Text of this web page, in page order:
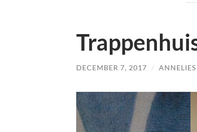
DECEMBER 7, 2017 / ANNELIES